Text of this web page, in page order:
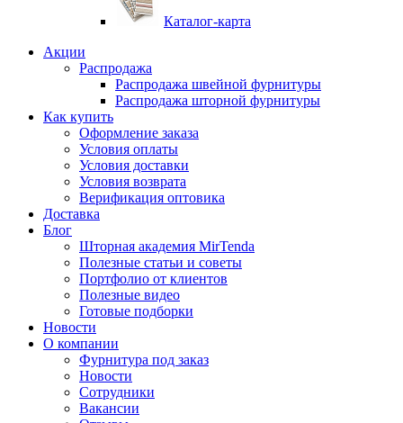
Каталог-карта
Акции
Распродажа
Распродажа швейной фурнитуры
Распродажа шторной фурнитуры
Как купить
Оформление заказа
Условия оплаты
Условия доставки
Условия возврата
Верификация оптовика
Доставка
Блог
Шторная академия MirTenda
Полезные статьи и советы
Портфолио от клиентов
Полезные видео
Готовые подборки
Новости
О компании
Фурнитура под заказ
Новости
Сотрудники
Вакансии